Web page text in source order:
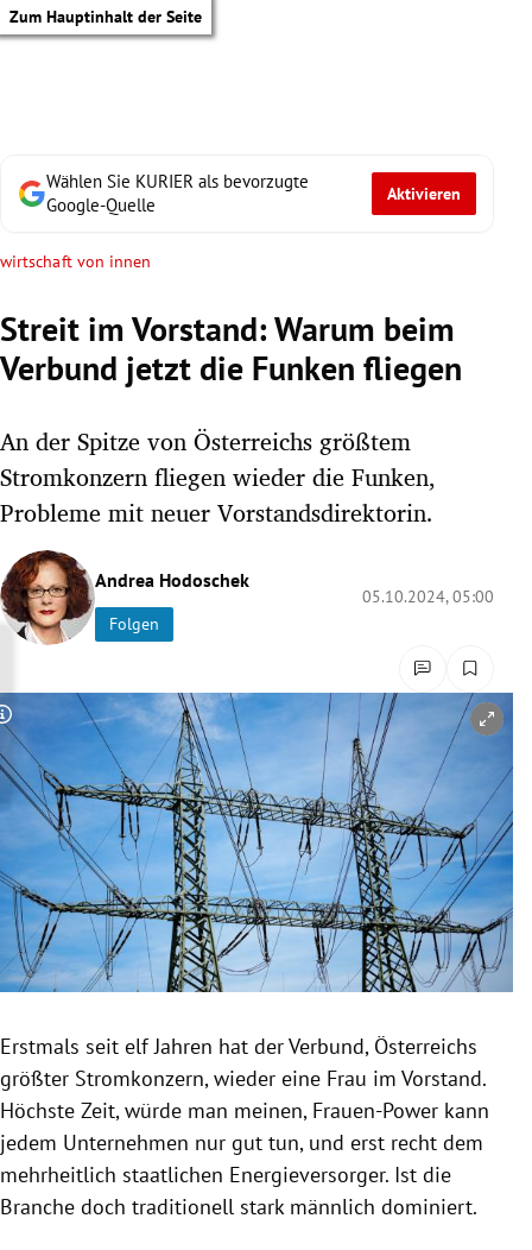
Zum Hauptinhalt der Seite
Untermenü
Untermenü
Untermenü
Untermenü
Untermenü
Untermenü
Untermenü
Untermenü
Wählen Sie KURIER als bevorzugte
Google-Quelle
Aktivieren
wirtschaft von innen
Streit im Vorstand: Warum beim
Verbund jetzt die Funken fliegen
An der Spitze von Österreichs größtem
Stromkonzern fliegen wieder die Funken,
Probleme mit neuer Vorstandsdirektorin.
Andrea Hodoschek
Folgen
05.10.2024, 05:00
Copyright-Hinweis öffnen/schließen
Erstmals seit elf Jahren hat der Verbund, Österreichs
größter Stromkonzern, wieder eine Frau im Vorstand.
Höchste Zeit, würde man meinen, Frauen-Power kann
jedem Unternehmen nur gut tun, und erst recht dem
mehrheitlich staatlichen Energieversorger. Ist die
Branche doch traditionell stark männlich dominiert.